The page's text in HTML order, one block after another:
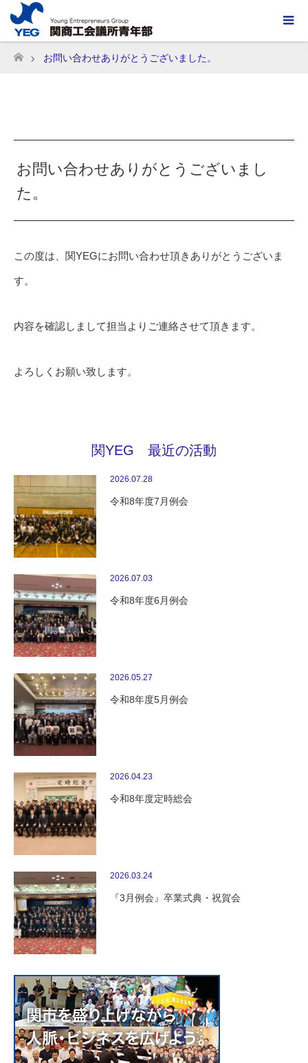
ホーム
お問い合わせありがとうございました。
お問い合わせありがとうございまし
た。
この度は、関YEGにお問い合わせ頂きありがとうございま
す。
内容を確認しまして担当よりご連絡させて頂きます。
よろしくお願い致します。
関YEG 最近の活動
2026.07.28
令和8年度7月例会
2026.07.03
令和8年度6月例会
2026.05.27
令和8年度5月例会
2026.04.23
令和8年度定時総会
2026.03.24
『3月例会』卒業式典・祝賀会